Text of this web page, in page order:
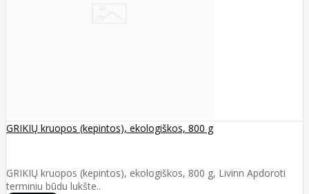
GRIKIŲ kruopos (kepintos), ekologiškos, 800 g
GRIKIŲ kruopos (kepintos), ekologiškos, 800 g, Livinn Apdoroti
terminiu būdu lukšte..